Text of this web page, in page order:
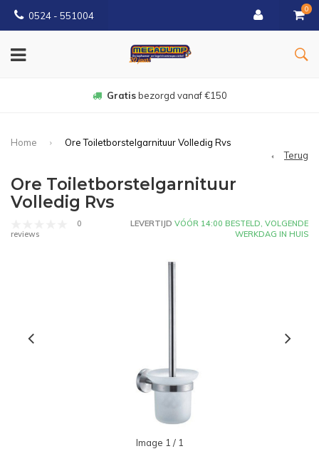
0524 - 551004
0
Gratisbezorgd vanaf €150
Home
Ore Toiletborstelgarnituur Volledig Rvs
Terug
Ore Toiletborstelgarnituur
Volledig Rvs
0
reviews
LEVERTIJD VÓÓR 14:00 BESTELD, VOLGENDE
WERKDAG IN HUIS
Image 1 / 1